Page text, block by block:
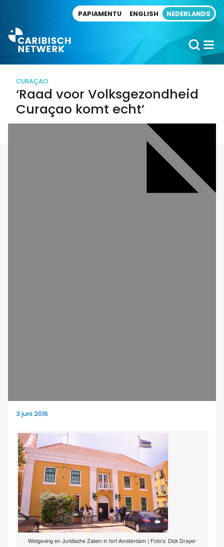
PAPIAMENTU ENGLISH NEDERLANDS
CURAÇAO
‘Raad voor Volksgezondheid
Curaçao komt echt’
3 juni 2016
Wetgeving en Juridische Zaken in fort Amsterdam | Foto’s: Dick Drayer